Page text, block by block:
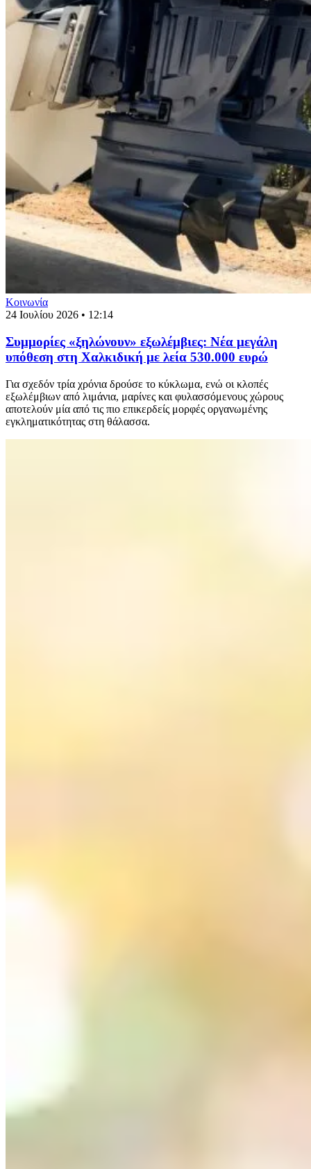
Κοινωνία
24 Ιουλίου 2026 • 12:14
Συμμορίες «ξηλώνουν» εξωλέμβιες: Νέα μεγάλη
υπόθεση στη Χαλκιδική με λεία 530.000 ευρώ
Για σχεδόν τρία χρόνια δρούσε το κύκλωμα, ενώ οι κλοπές
εξωλέμβιων από λιμάνια, μαρίνες και φυλασσόμενους χώρους
αποτελούν μία από τις πιο επικερδείς μορφές οργανωμένης
εγκληματικότητας στη θάλασσα.